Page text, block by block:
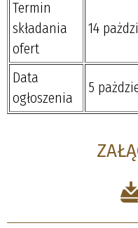
Termin
składania
ofert
14
Data
ogłoszenia
5